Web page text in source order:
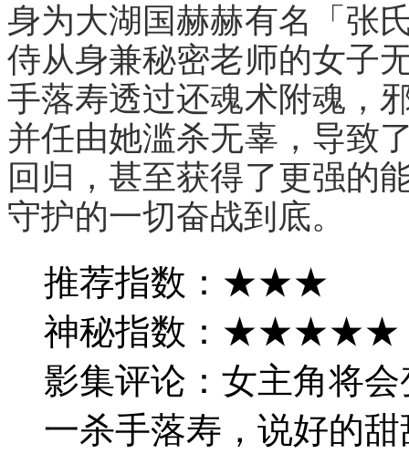
身为大湖国赫赫有名「张
侍从身兼秘密老师的女子
手落寿透过还魂术附魂，
并任由她滥杀无辜，导致
回归，甚至获得了更强的
守护的一切奋战到底。
推荐指数：★★★
神秘指数：★★★★★
影集评论：女主角将
一杀手落寿，说好的